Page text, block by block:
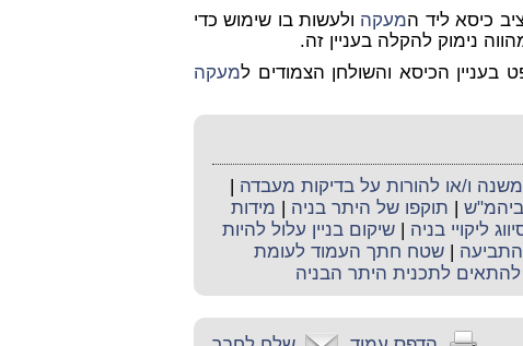
כיסא ליד המעקה ולעשות בו שימוש כדי
נימוק להקלה בעניין זה.
בעניין הכיסא והשולחן הצמודים למעקה
ו/או להורות על בדיקות מעבדה |
ביהמ"ש | תוקפו של היתר בניה | מידות
ליקויי בניה | שיקום בניין עלול להיות
| שטח חתך העמוד לעומת
לתכנית היתר הבניה